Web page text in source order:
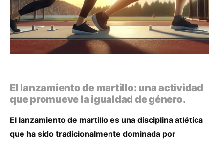
El lanzamiento de martillo: una actividad
que promueve la igualdad de género.
El lanzamiento de martillo es una disciplina atlética
que ha sido tradicionalmente dominada por